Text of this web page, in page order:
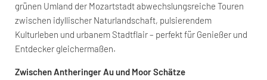
grünen Umland der Mozartstadt abwechslungsreiche Touren
zwischen idyllischer Naturlandschaft, pulsierendem
Kulturleben und urbanem Stadtflair – perfekt für Genießer und
Entdecker gleichermaßen.
Zwischen Antheringer Au und Moor Schätze